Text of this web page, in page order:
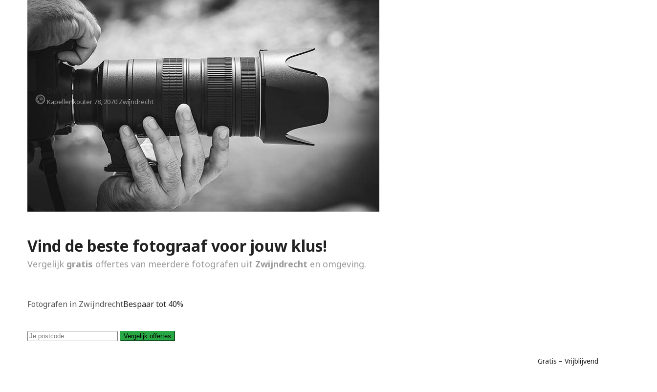
De Vries
Kapellenkouter 78, 2070 Zwijndrecht
Vind de beste fotograaf voor jouw klus!
Vergelijk gratis offertes van meerdere fotografen uit Zwijndrecht en omgeving.
Fotografen in ZwijndrechtBespaar tot 40%
Vergelijk offertes
Gratis – Vrijblijvend